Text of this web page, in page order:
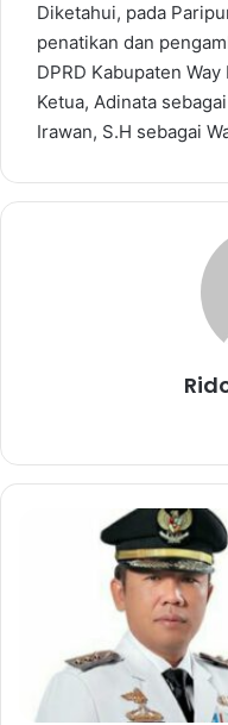
Diketahui, pada
penatikan dan
DPRD Kabupaten
Ketua, Adinata
Irawan, S.H sebagai